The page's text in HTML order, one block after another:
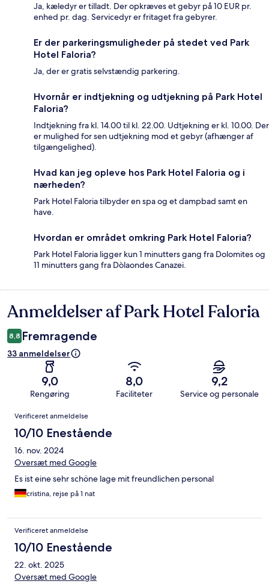
Ja, kæledyr er tilladt. Der opkræves et gebyr på 10 EUR pr.
enhed pr. dag. Servicedyr er fritaget fra gebyrer.
Er der parkeringsmuligheder på stedet ved Park
Hotel Faloria?
Ja, der er gratis selvstændig parkering.
Hvornår er indtjekning og udtjekning på Park Hotel
Faloria?
Indtjekning fra kl. 14.00 til kl. 22.00. Udtjekning er kl. 10.00. Der
er mulighed for sen udtjekning mod et gebyr (afhænger af
tilgængelighed).
Hvad kan jeg opleve hos Park Hotel Faloria og i
nærheden?
Park Hotel Faloria tilbyder en spa og et dampbad samt en
have.
Hvordan er området omkring Park Hotel Faloria?
Park Hotel Faloria ligger kun 1 minutters gang fra Dolomites og
11 minutters gang fra Dòlaondes Canazei.
Anmeldelser
Anmeldelser af Park Hotel Faloria
8,8 Fremragende
33 anmeldelser
9,0
Rengøring
8,0
Faciliteter
9,2
Service og personale
Anmeldelser
Verificeret anmeldelse
10/10 Enestående
16. nov. 2024
Oversæt med Google
Es ist eine sehr schöne lage mit freundlichen personal
cristina, rejse på 1 nat
Verificeret anmeldelse
10/10 Enestående
22. okt. 2025
Oversæt med Google